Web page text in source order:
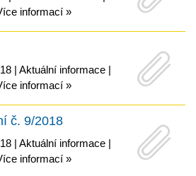
informací »
| Aktuální informace |
informací »
č. 9/2018
| Aktuální informace |
informací »